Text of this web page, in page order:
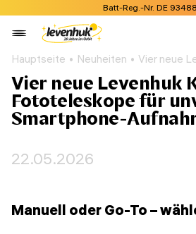
Batt-Reg.-Nr. DE
Hauptseite Neuheiten Vier neue
Vier neue Levenhuk
Fototeleskope für
Smartphone-
22.05.2026
Manuell oder Go-To –